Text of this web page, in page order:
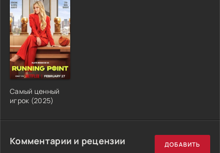
Самый ценный
игрок (2025)
Комментарии и рецензии ДОБАВИТЬ